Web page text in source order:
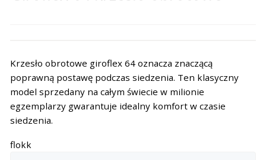
Krzesło obrotowe giroflex 64 oznacza znaczącą
poprawną postawę podczas siedzenia. Ten klasyczny
model sprzedany na całym świecie w milionie
egzemplarzy gwarantuje idealny komfort w czasie
siedzenia.
flokk